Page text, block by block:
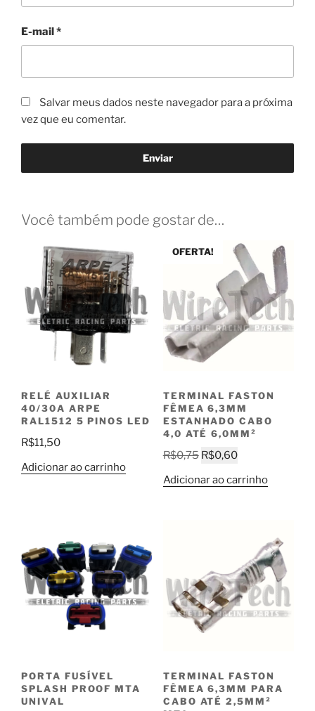
E-mail*
Salvar meus dados neste navegador para a próxima
vez que eu comentar.
Você também pode gostar de…
RELÉ AUXILIAR
40/30A ARPE
RAL1512 5 PINOS LED
R$11,50
Adicionar ao carrinho
OFERTA!
TERMINAL FASTON
FÊMEA 6,3MM
ESTANHADO CABO
4,0 ATÉ 6,0MM²
R$0,75 O
original
R$0,60O
atual
Adicionar ao carrinho
PORTA FUSÍVEL
SPLASH PROOF MTA
UNIVAL
TERMINAL FASTON
FÊMEA 6,3MM PARA
CABO ATÉ 2,5MM²